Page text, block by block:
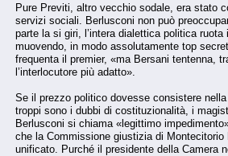
Pure Previti, altro vecchio sodale, era stato
servizi sociali. Berlusconi non può
parte la si giri, l’intera dialettica politica
muovendo, in modo assolutamente top
frequenta il premier, «ma Bersani tentenna,
l’interlocutore più adatto».
Se il prezzo politico dovesse consistere
troppi sono i dubbi di costituzionalità, i
Berlusconi si chiama «legittimo
che la Commissione giustizia di
unificato. Purché il presidente della Camera